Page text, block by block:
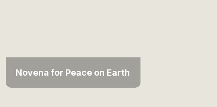
Novena for Peace on Earth